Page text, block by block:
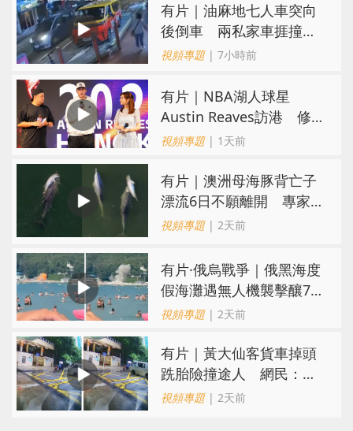
有片｜油麻地七人車突向
後倒車 兩私家車捱撞
司機不顧而去
視頻專題| 7小時前
有片｜NBA湖人球星
Austin Reaves訪港 修
頓與青少年交流球技
視頻專題| 1天前
有片｜澳洲母海豚背亡子
漂流6日不願離開 專家：
極度悲傷下的哀悼行為
視頻專題| 2天前
​有片·俄烏戰爭｜俄黑海度
假海灘遇無人機襲擊釀7死
40傷 俄烏各執一詞
視頻專題| 2天前
有片｜黃大仙客貨車掉頭
跣胎險撞途人 網民：飄
移得好靚喎
視頻專題| 2天前